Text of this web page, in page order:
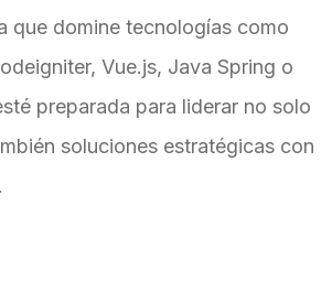
que domine tecnologías como
Vue.js, Java Spring o
preparada para liderar no solo
soluciones estratégicas con